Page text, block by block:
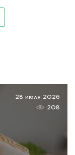
28 июля 2026
208